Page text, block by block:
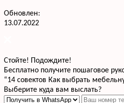
Обновлен:
13.07.2022
Стойте! Подождите!
Бесплатно получите пошаговое
“14 совектов Как выбрать
Выберите куда вам выслать?